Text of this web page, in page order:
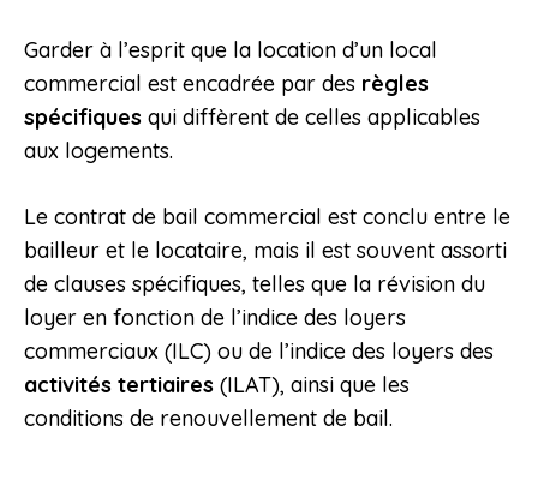
Garder à l’esprit que la location d’un local
commercial est encadrée par des règles
spécifiques qui diffèrent de celles applicables
aux logements.
Le contrat de bail commercial est conclu entre le
bailleur et le locataire, mais il est souvent assorti
de clauses spécifiques, telles que la révision du
loyer en fonction de l’indice des loyers
commerciaux (ILC) ou de l’indice des loyers des
activités tertiaires (ILAT), ainsi que les
conditions de renouvellement de bail.